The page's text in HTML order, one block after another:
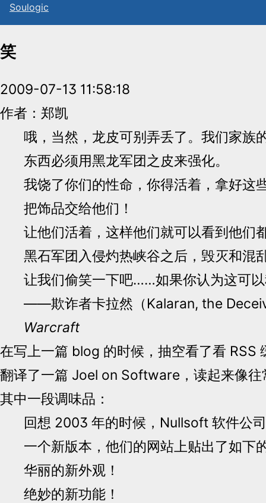
Soulogic
笑
2009-07-13 11:58:18
作者：郑凯
哦，当然，龙皮可别弄丢了。我们家族
东西必须用黑龙军团之皮来强化。
我饶了你们的性命，你得活着，拿好这
把饰品交给他们！
让他们活着，这样他们就可以看到他
黑石军团入侵灼热峡谷之后，毁灭和混
让我们偷笑一下吧……如果你认为这可以
——欺诈者卡拉然（Kalaran, the
Warcraft
在写上一篇 blog 的时候，抽空看了看 RSS
翻译了一篇 Joel on Software，读起来像往
其中一段调味品：
回想 2003 年的时候，Nullsoft 软件公
一个新版本，他们的网站上贴出了如下
华丽的新外观！
绝妙的新功能！